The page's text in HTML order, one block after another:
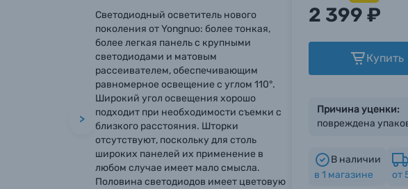
>
Светодиодный осветитель нового
поколения от Yongnuo: более тонкая,
более легкая панель с крупными
светодиодами и матовым
рассеивателем, обеспечивающим
равномерное освещение с углом 110°.
Широкий угол освещения хорошо
подходит при необходимости съемки с
близкого расстояния. Шторки
отсутствуют, поскольку для столь
широких панелей их применение в
любом случае имеет мало смысла.
Половина светодиодов имеет цветовую
2 399 ₽
Купить
Причина уценки:
повреждена
В наличии
в 1 магазине
от